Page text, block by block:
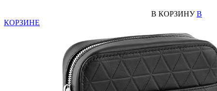
В КОРЗИНУ В
КОРЗИНЕ